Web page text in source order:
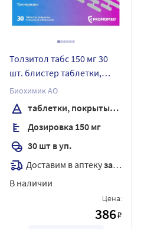
Толзитол табс 150 мг 30
шт. блистер таблетки,
покрытые пленочной
оболочкой
Биохимик АО
таблетки, покрытые пленочной оболочкой
Дозировка 150 мг
30 шт в уп.
Доставим в аптекузавтра
В наличии
Цена:
386₽